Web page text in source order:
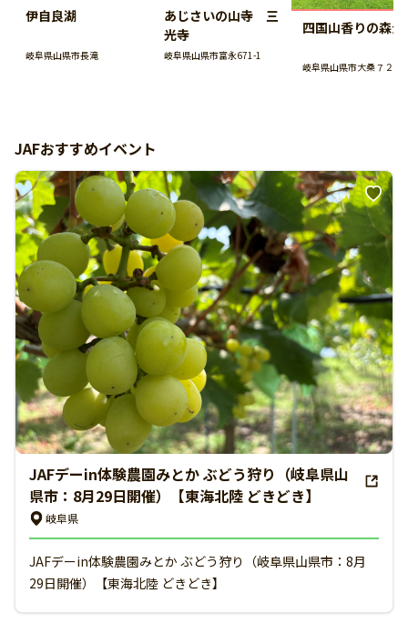
伊自良湖
岐阜県山県市長滝
あじさいの山寺 三
光寺
岐阜県山県市富永671-1
四国山香りの森公
岐阜県山県市大桑７２６
JAFおすすめイベント
JAFデーin体験農園みとか ぶどう狩り（岐阜県山
県市：8月29日開催）【東海北陸 どきどき】
岐阜県
JAFデーin体験農園みとか ぶどう狩り（岐阜県山県市：8月
29日開催）【東海北陸 どきどき】